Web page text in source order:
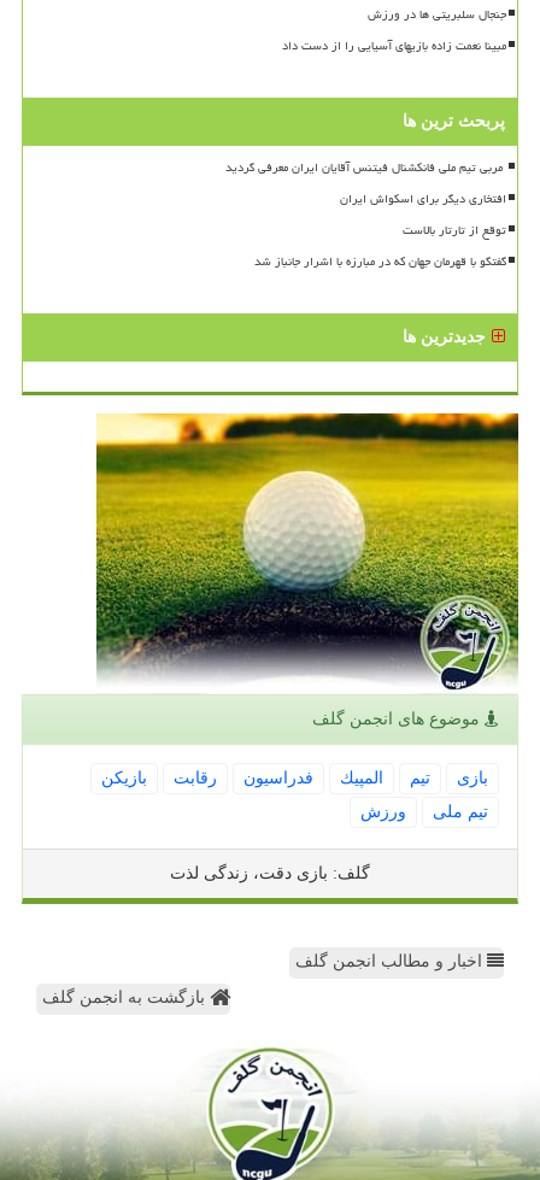
جنجال سلبریتی ها در ورزش
مبینا نعمت زاده بازیهای آسیایی را از دست داد
پربحث ترین ها
افتخاری دیگر برای اسکواش ایران
توقع از تارتار بالاست
گفتگو با قهرمان جهان که در مبارزه با اشرار جانباز شد
جدیدترین ها
موضوع های انجمن گلف
بازی تیم المپیك فدراسیون رقابت
بازیكن
تیم ملی
ورزش
گلف: بازی دقت، زندگی لذت
اخبار و مطالب انجمن گلف
بازگشت به انجمن گلف